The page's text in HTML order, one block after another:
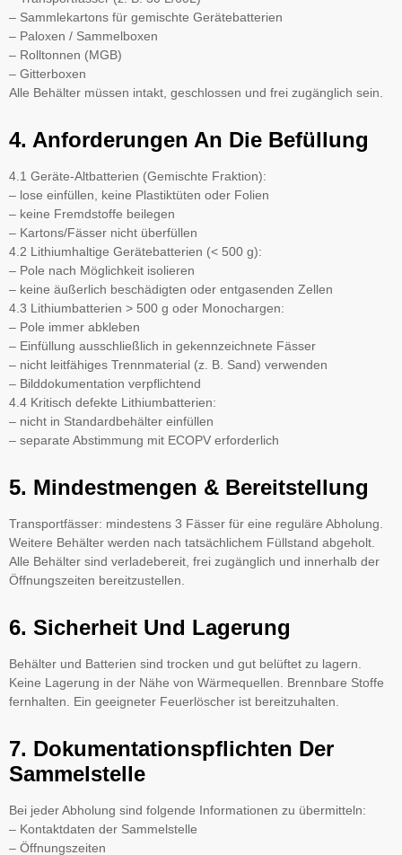
– Sammlekartons für gemischte Gerätebatterien
– Paloxen / Sammelboxen
– Rolltonnen (MGB)
– Gitterboxen
Alle Behälter müssen intakt, geschlossen und frei zugänglich sein.
4. Anforderungen An Die Befüllung
4.1 Geräte-Altbatterien (Gemischte Fraktion):
– lose einfüllen, keine Plastiktüten oder Folien
– keine Fremdstoffe beilegen
– Kartons/Fässer nicht überfüllen
4.2 Lithiumhaltige Gerätebatterien (< 500 g):
– Pole nach Möglichkeit isolieren
– keine äußerlich beschädigten oder entgasenden Zellen
4.3 Lithiumbatterien > 500 g oder Monochargen:
– Pole immer abkleben
– Einfüllung ausschließlich in gekennzeichnete Fässer
– nicht leitfähiges Trennmaterial (z. B. Sand) verwenden
– Bilddokumentation verpflichtend
4.4 Kritisch defekte Lithiumbatterien:
– nicht in Standardbehälter einfüllen
– separate Abstimmung mit ECOPV erforderlich
5. Mindestmengen & Bereitstellung
Transportfässer: mindestens 3 Fässer für eine reguläre Abholung.
Weitere Behälter werden nach tatsächlichem Füllstand abgeholt.
Alle Behälter sind verladebereit, frei zugänglich und innerhalb der
Öffnungszeiten bereitzustellen.
6. Sicherheit Und Lagerung
Behälter und Batterien sind trocken und gut belüftet zu lagern.
Keine Lagerung in der Nähe von Wärmequellen. Brennbare Stoffe
fernhalten. Ein geeigneter Feuerlöscher ist bereitzuhalten.
7. Dokumentationspflichten Der
Sammelstelle
Bei jeder Abholung sind folgende Informationen zu übermitteln:
– Kontaktdaten der Sammelstelle
– Öffnungszeiten